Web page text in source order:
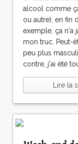
alcool comme
ou autre), en fin
exemple, ça n'a
mon truc. Peut-
peu plus
contre, j'ai été
Lire la